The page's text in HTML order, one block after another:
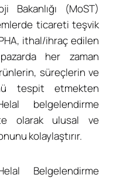
Bakanlığı (MoST)
ticareti teşvik
ithal/ihraç edilen
her zaman
süreçlerin ve
tespit etmekten
belgelendirme
olarak ulusal ve
kolaylaştırır.
Belgelendirme